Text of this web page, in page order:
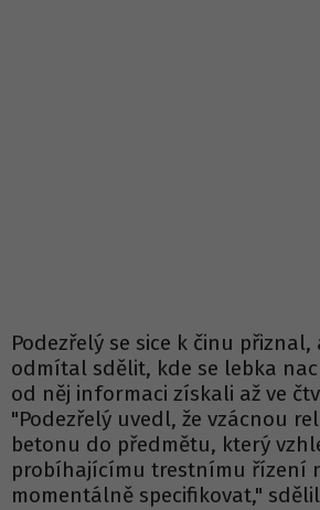
Podezřelý se sice k činu přiznal,
odmítal sdělit, kde se lebka
od něj informaci získali až ve
"Podezřelý uvedl, že vzácnou
betonu do předmětu, který
probíhajícímu trestnímu řízení
momentálně specifikovat,"